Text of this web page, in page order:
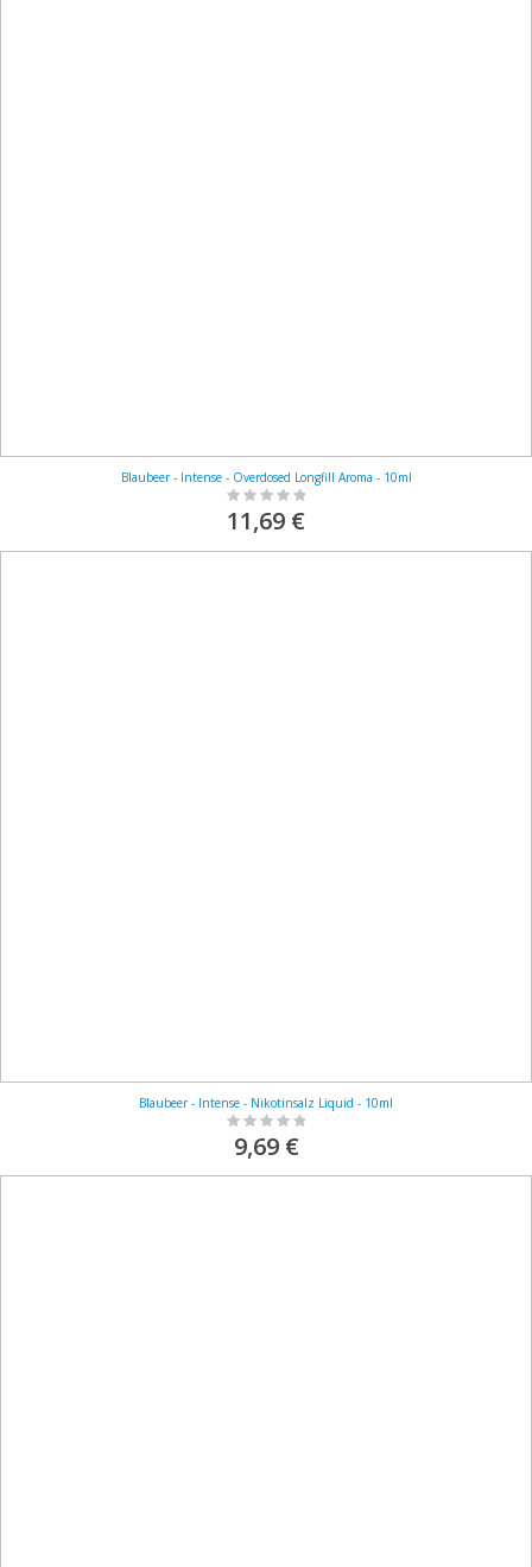
Blaubeer - Intense - Overdosed Longfill Aroma - 10ml
Rating:
0%
11,69 €
Blaubeer - Intense - Nikotinsalz Liquid - 10ml
Rating:
0%
9,69 €